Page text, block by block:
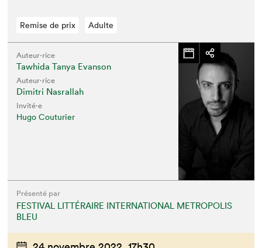
Remise de prix Adulte
Auteur·rice
Tawhida Tanya Evanson
Auteur·rice
Dimitri Nasrallah
Invité⋅e
Hugo Couturier
Présenté par
FESTIVAL LITTÉRAIRE INTERNATIONAL METROPOLIS
BLEU